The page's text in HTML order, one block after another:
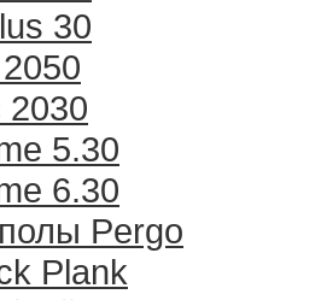
30
2030
5.30
6.30
Pergo
Plank